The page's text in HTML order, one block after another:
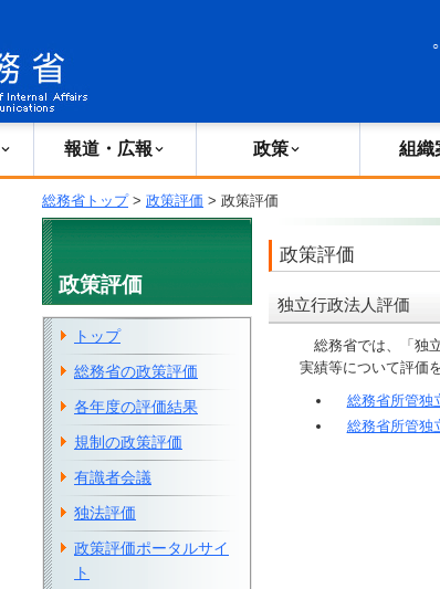
報道・広報 政策 組織
総務省トップ> 政策評価 > 政策評価
政策評価
独立行政法人評価
総務省では、「独
実績等について評価
総務省所管独
総務省所管独
政策評価
トップ
総務省の政策評価
各年度の評価結果
規制の政策評価
有識者会議
独法評価
政策評価ポータルサイ
ト